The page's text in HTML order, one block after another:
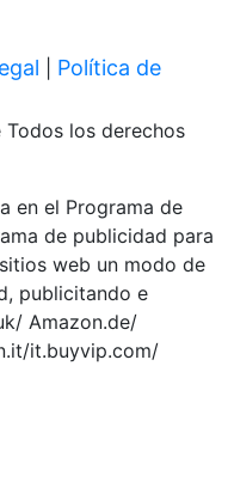
Política de
los derechos
en el Programa de
de publicidad para
web un modo de
publicitando e
Amazon.de/
it.buyvip.com/